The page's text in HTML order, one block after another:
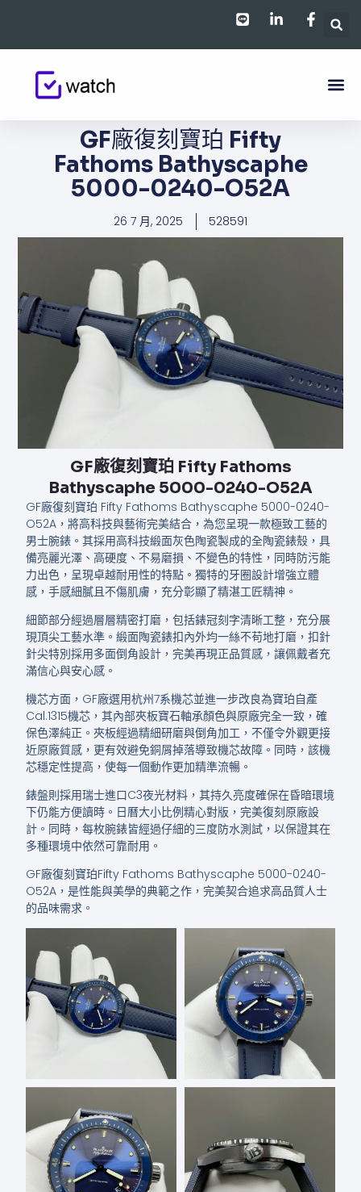
GF廠復刻寶珀 Fifty
Fathoms Bathyscaphe
5000-0240-O52A
26 7 月, 2025 528591
GF廠復刻寶珀 Fifty Fathoms
Bathyscaphe 5000-0240-O52A
GF廠復刻寶珀 Fifty Fathoms Bathyscaphe 5000-0240-
O52A，將高科技與藝術完美結合，為您呈現一款極致工藝的
男士腕錶。其採用高科技緞面灰色陶瓷製成的全陶瓷錶殼，具
備亮麗光澤、高硬度、不易磨損、不變色的特性，同時防污能
力出色，呈現卓越耐用性的特點。獨特的牙圈設計增強立體
感，手感細膩且不傷肌膚，充分彰顯了精湛工匠精神。
細節部分經過層層精密打磨，包括錶冠刻字清晰工整，充分展
現頂尖工藝水準。緞面陶瓷錶扣內外均一絲不苟地打磨，扣針
針尖特別採用多面倒角設計，完美再現正品質感，讓佩戴者充
滿信心與安心感。
機芯方面，GF廠選用杭州7系機芯並進一步改良為寶珀自產
Cal.1315機芯，其內部夾板寶石軸承顏色與原廠完全一致，確
保色澤純正。夾板經過精細研磨與倒角加工，不僅令外觀更接
近原廠質感，更有效避免銅屑掉落導致機芯故障。同時，該機
芯穩定性提高，使每一個動作更加精準流暢。
錶盤則採用瑞士進口C3夜光材料，其持久亮度確保在昏暗環境
下仍能方便讀時。日曆大小比例精心對版，完美復刻原廠設
計。同時，每枚腕錶皆經過仔細的三度防水測試，以保證其在
多種環境中依然可靠耐用。
GF廠復刻寶珀Fifty Fathoms Bathyscaphe 5000-0240-
O52A，是性能與美學的典範之作，完美契合追求高品質人士
的品味需求。